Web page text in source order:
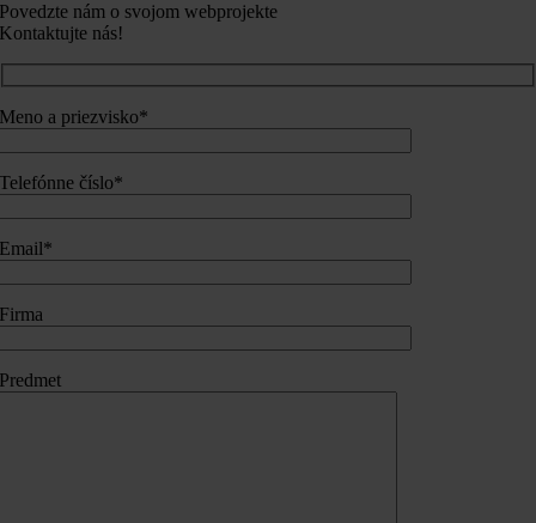
Povedzte nám o svojom webprojekte
Kontaktujte nás!
Meno a priezvisko*
Telefónne číslo*
Email*
Firma
Predmet